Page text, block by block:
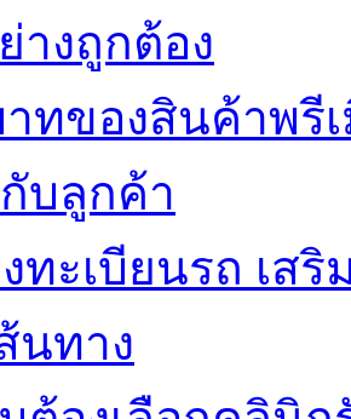
างถูกต้อง
ทของสินค้าพรี
บลูกค้า
ทะเบียนรถ เส
นทาง